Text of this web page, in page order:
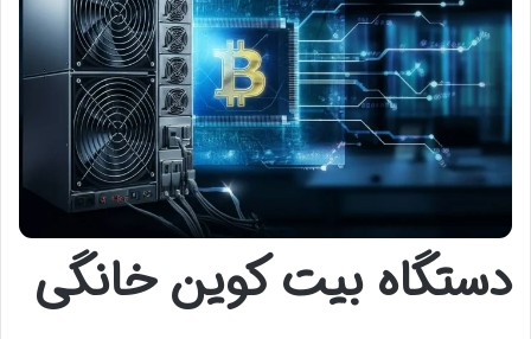
دستگاه بیت کوین خانگی